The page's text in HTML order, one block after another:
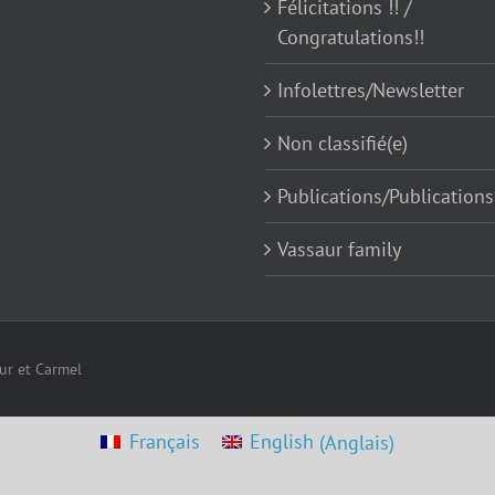
Félicitations !! /
Congratulations!!
Infolettres/Newsletter
Non classifié(e)
Publications/Publications
Vassaur family
et Carmel
Français English (Anglais)